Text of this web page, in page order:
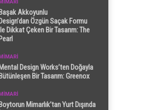
Akkoyunlu
Design’dan Özgün Saçak Formu
Dikkat Çeken Bir Tasarım: The
Mental Design Works’ten Doğayla
Bir Tasarım: Greenox
Mimarlık’tan Yurt Dışında